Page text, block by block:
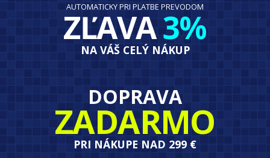
AUTOMATICKY PRI PLATBE PREVODOM
ZĽAVA3%
NA VÁŠ CELÝ NÁKUP
DOPRAVA
ZADARMO
PRI NÁKUPE NAD 299 €